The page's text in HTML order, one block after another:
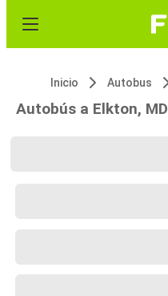
Inicio Autobus
Autobús a Elkton, MD